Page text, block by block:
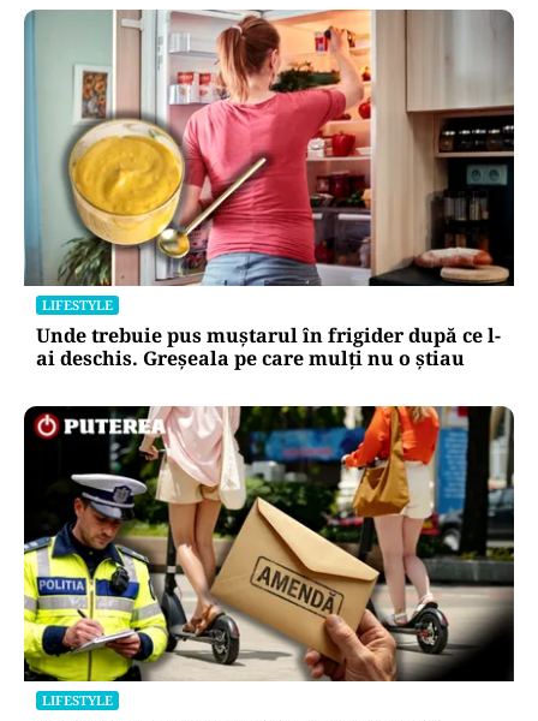
LIFESTYLE
Unde trebuie pus muștarul în frigider după ce l-
ai deschis. Greșeala pe care mulți nu o știau
LIFESTYLE